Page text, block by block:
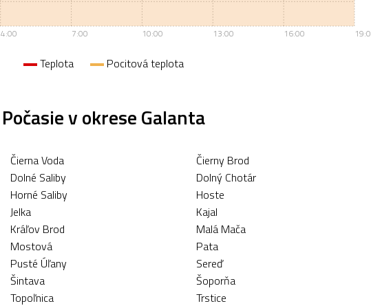
4:00 7:00 10:00 13:00 16:00
Teplota Pocitová teplota
Počasie v okrese Galanta
Čierna Voda
Čierny Brod
Dolné Saliby
Dolný Chotár
Horné Saliby
Hoste
Jelka
Kajal
Kráľov Brod
Malá Mača
Mostová
Pata
Pusté Úľany
Sereď
Šintava
Šoporňa
Topoľnica
Trstice